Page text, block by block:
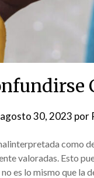
agosto 30, 2023 por
como
valoradas. Esto
es lo mismo que la